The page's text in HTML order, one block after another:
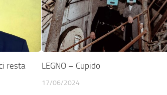
resta LEGNO – Cupido
17/06/2024